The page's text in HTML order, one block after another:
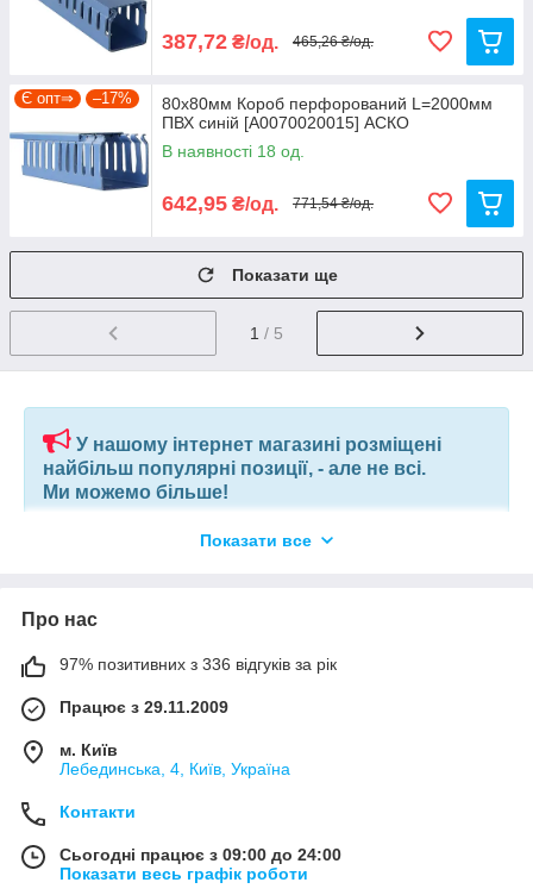
387,72 ₴/од. 465,26 ₴/од.
Є опт⇒ –17%
80x80мм Короб перфорований L=2000мм
ПВХ синій [A0070020015] АСКО
В наявності 18 од.
642,95 ₴/од. 771,54 ₴/од.
Показати ще
1 / 5
У нашому інтернет магазині розміщені
найбільш популярні позиції, - але не всі.
Ми можемо більше!
Якщо ви шукаєте конкретну позицію або заміну товару, який
вашим запитом, або аналоги інших виробників.
+380675038212(VIBER) | pm@elnik.shop
Ми не просто інтернет-магазин, а велика, оптова,
виробничих підприємств.
Показати все
Про нас
97% позитивних з 336 відгуків за рік
Працює з 29.11.2009
м. Київ
Лебединська, 4, Київ, Україна
Контакти
Сьогодні працює з 09:00 до 24:00
Показати весь графік роботи